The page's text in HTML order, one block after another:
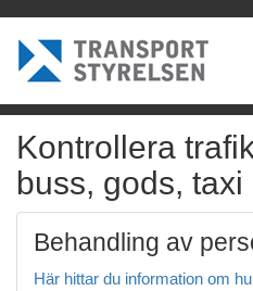
Kontrollera
buss, gods, taxi
Behandling av
Här hittar du information om